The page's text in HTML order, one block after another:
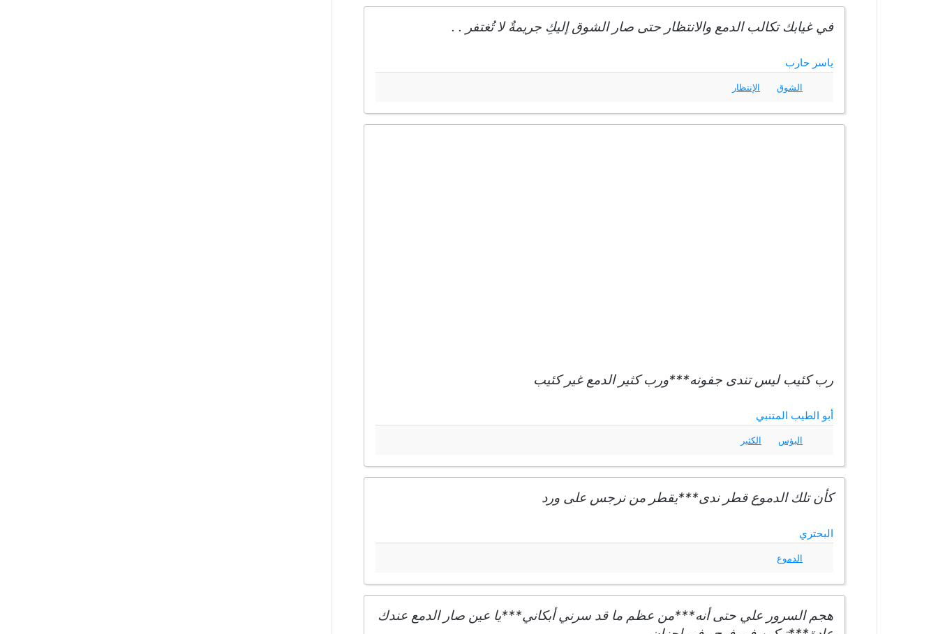
في غيابك تكالب الدمع والانتظار حتى صار الشوق إليكِ جريمةٌ لا تُغتفر . .
ياسر حارب
الشوق الإنتظار
رب كئيب ليس تندى جفونه***ورب كثير الدمع غير كئيب
أبو الطيب المتنبي
البؤس الكثير
كأن تلك الدموع قطر ندى***يقطر من نرجس على ورد
البحتري
الدموع
هجم السرور علي حتى أنه***من عظم ما قد سرني أبكاني***يا عين صار الدمع عندك